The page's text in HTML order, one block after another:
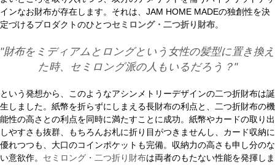
インなお財布が存在します。それは、JAM HOME MADEの独創性を決
定づけるプロダクトのひとつセミロング・二つ折り財布。
"財布をミディアムとロングという女性の髪型に置き換え
た時、セミロング派の人もいるだろう？"
という発想から、このようなアシンメトリーデザインの二つ折財布は誕
生しました。紙幣を折らずにしまえる長財布の利点と、二つ折財布の機
能性の高さとの利点を同時に満たすことに成功。紙幣やカードの取り出
しやすさも抜群、もちろんお札に折り目がつきませんし、カード収納に
優れつつも、大口のコインポケットも完備。収納力の高さも申し分のな
い意欲作。 セミロング・二つ折り財布は両者のもたない性能を発揮しま